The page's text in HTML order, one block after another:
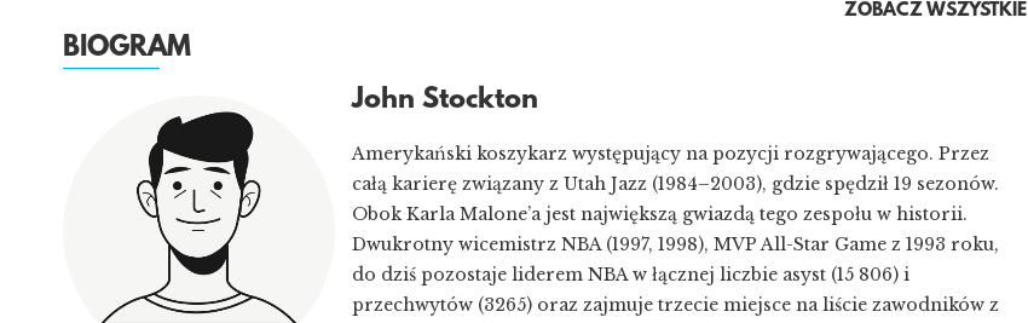
ZOBACZ WSZYSTKIE
BIOGRAM
John Stockton
Amerykański koszykarz występujący na pozycji rozgrywającego. Przez
całą karierę związany z Utah Jazz (1984–2003), gdzie spędził 19 sezonów.
Obok Karla Malone’a jest największą gwiazdą tego zespołu w historii.
Dwukrotny wicemistrz NBA (1997, 1998), MVP All-Star Game z 1993 roku,
do dziś pozostaje liderem NBA w łącznej liczbie asyst (15 806) i
przechwytów (3265) oraz zajmuje trzecie miejsce na liście zawodników z